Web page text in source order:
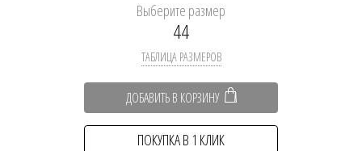
Выберите размер
44
ТАБЛИЦА РАЗМЕРОВ
ДОБАВИТЬ В КОРЗИНУ
ПОКУПКА В 1 КЛИК